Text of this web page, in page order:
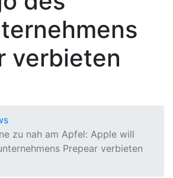
verbieten
zu nah am Apfel: Apple will
Prepear verbieten